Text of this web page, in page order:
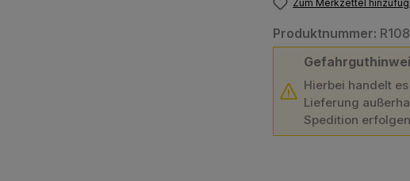
Zum Merkzettel
Produktnummer:
Hierbei handelt
Lieferung
Spedition